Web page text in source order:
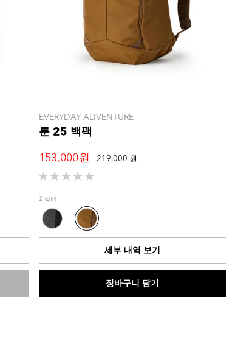
EVERYDAY ADVENTURE
룬 25 백팩
219,000 원
153,000 원
별
5
개
중
0.0
개
니
2 컬러
세부 내역 보기
장바구니 담기